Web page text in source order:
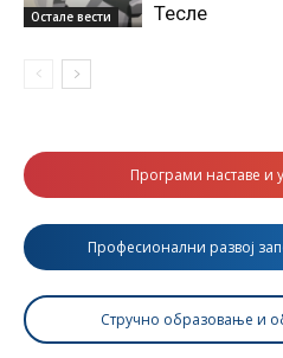
Остале вести
Тесле
Програми наставе и
Професионални развој
Стручно образовање и